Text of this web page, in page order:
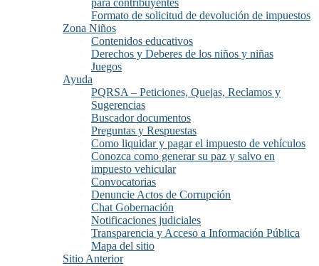
para contribuyentes
Formato de solicitud de devolución de impuestos
Zona Niños
Contenidos educativos
Derechos y Deberes de los niños y niñas
Juegos
Ayuda
PQRSA – Peticiones, Quejas, Reclamos y
Sugerencias
Buscador documentos
Preguntas y Respuestas
Como liquidar y pagar el impuesto de vehículos
Conozca como generar su paz y salvo en
impuesto vehicular
Convocatorias
Denuncie Actos de Corrupción
Chat Gobernación
Notificaciones judiciales
Transparencia y Acceso a Información Pública
Mapa del sitio
Sitio Anterior